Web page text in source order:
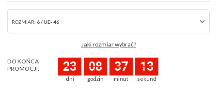
ROZMIAR: 6 / UE- 46
Jaki rozmiar wybrać?
DO KOŃCA
PROMOCJI:
dni
23
godzin
08
minut
37
sekund
13